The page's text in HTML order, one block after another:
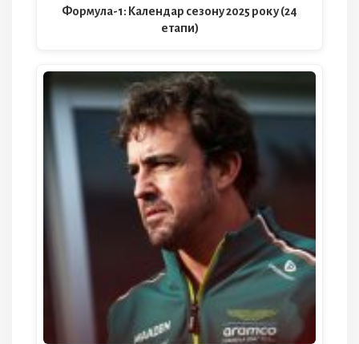
Формула-1: Календар сезону 2025 року (24
етапи)